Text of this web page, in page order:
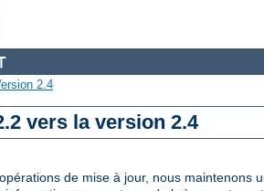
2.4
vers la version 2.4
de mise à jour, nous